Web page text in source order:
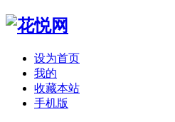
设为首页
我的
收藏本站
手机版